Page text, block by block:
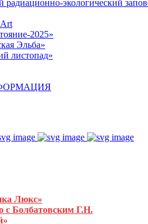
радиационно-экологический
2025»
Эльба»
листопад»
Люкс»
с Болбатовским Г.Н.